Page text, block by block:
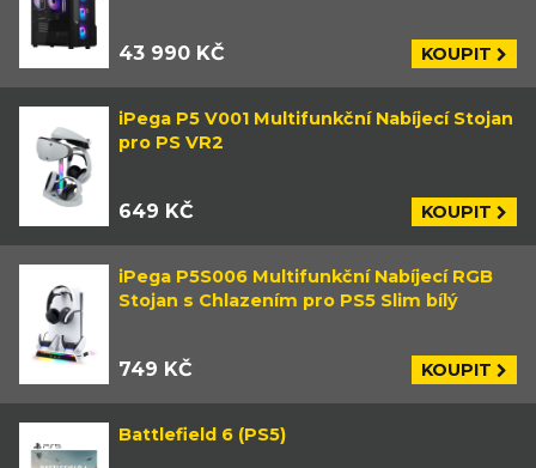
43 990 KČ KOUPIT
iPega P5 V001 Multifunkční Nabíjecí Stojan
pro PS VR2
649 KČ KOUPIT
iPega P5S006 Multifunkční Nabíjecí RGB
Stojan s Chlazením pro PS5 Slim bílý
749 KČ KOUPIT
Battlefield 6 (PS5)